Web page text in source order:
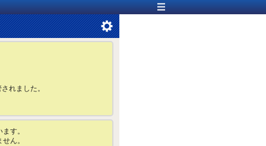
れました。
す。
ん。